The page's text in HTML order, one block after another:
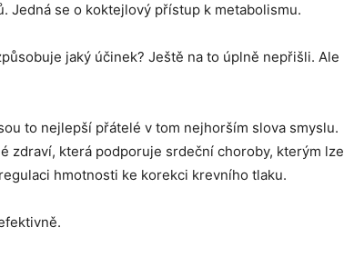
Jedná se o koktejlový přístup k metabolismu.
jaký účinek? Ještě na to úplně nepřišli. Ale
to nejlepší přátelé v tom nejhorším slova smyslu.
zdraví, která podporuje srdeční choroby, kterým lze
hmotnosti ke korekci krevního tlaku.